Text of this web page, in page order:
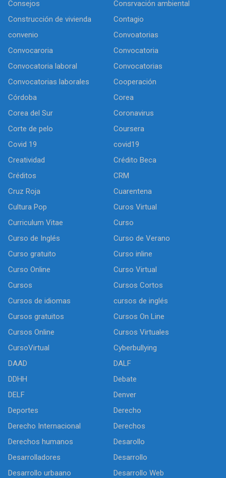
Consejos
Consrvación ambiental
Construcción de vivienda
Contagio
convenio
Convoatorias
Convocaroria
Convocatoria
Convocatoria laboral
Convocatorias
Convocatorias laborales
Cooperación
Córdoba
Corea
Corea del Sur
Coronavirus
Corte de pelo
Coursera
Covid 19
covid19
Creatividad
Crédito Beca
Créditos
CRM
Cruz Roja
Cuarentena
Cultura Pop
Curos Virtual
Curriculum Vitae
Curso
Curso de Inglés
Curso de Verano
Curso gratuito
Curso inline
Curso Online
Curso Virtual
Cursos
Cursos Cortos
Cursos de idiomas
cursos de inglés
Cursos gratuitos
Cursos On Line
Cursos Online
Cursos Virtuales
CursoVirtual
Cyberbullying
DAAD
DALF
DDHH
Debate
DELF
Denver
Deportes
Derecho
Derecho Internacional
Derechos
Derechos humanos
Desarollo
Desarrolladores
Desarrollo
Desarrollo urbaano
Desarrollo Web